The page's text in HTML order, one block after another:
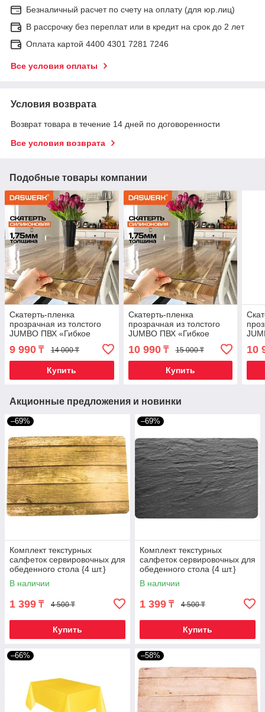
Безналичный расчет по счету на оплату (для юр.лиц)
В рассрочку без переплат или в кредит на срок до 2 лет
Оплата картой 4400 4301 7281 7246
Все условия оплаты
Условия возврата
Возврат товара в течение 14 дней по договоренности
Все условия возврата
Подобные товары компании
Скатерть-пленка
прозрачная из толстого
JUMBO ПВХ «Гибкое
стекло» DASWERK (120 х
70 см)
9 990 ₸ 14 000 ₸
Купить
Скатерть-пленка
прозрачная из толстого
JUMBO ПВХ «Гибкое
стекло» DASWERK (120 х
80 см)
10 990₸ 15 000 ₸
Купить
60
10
Акционные предложения и новинки
–69%
Комплект текстурных
салфеток сервировочных для
обеденного стола {4 шт.}
(Орех)
В наличии
1 399 ₸ 4 500 ₸
Купить
–69%
Комплект текстурных
салфеток сервировочных для
обеденного стола {4 шт.}
(Темный мрамор)
В наличии
1 399 ₸ 4 500 ₸
Купить
–66% –58%